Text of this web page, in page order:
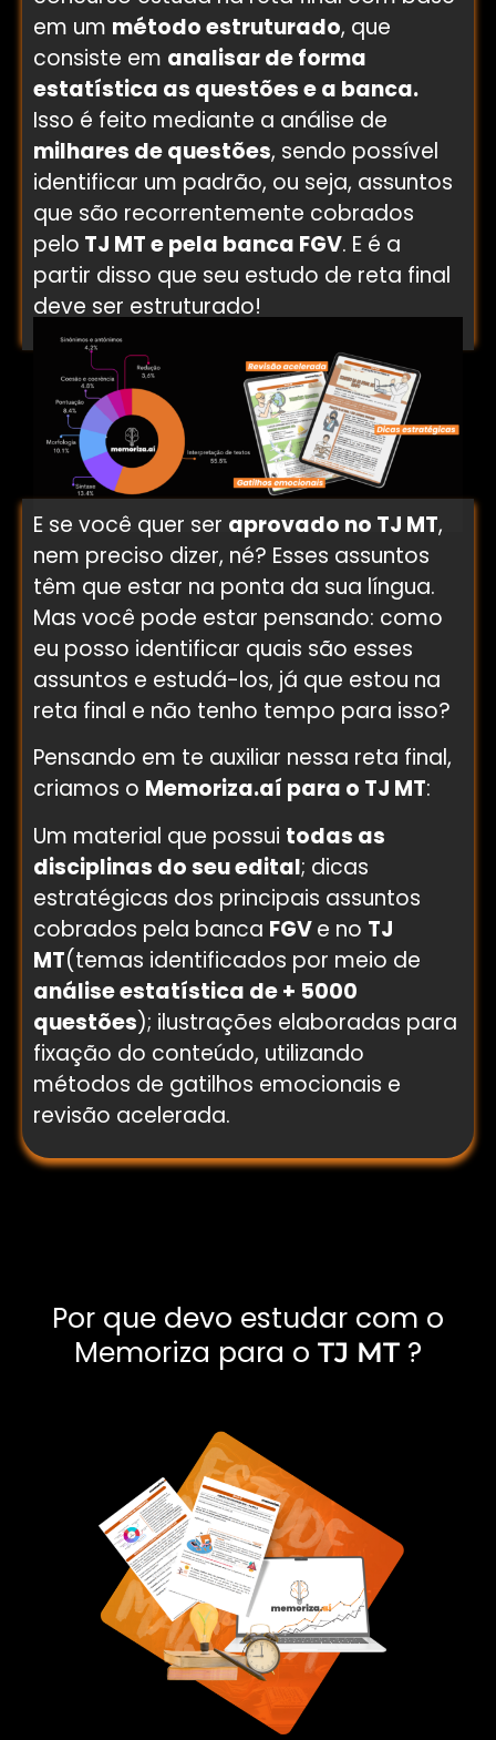
em um método estruturado, que
consiste em analisar de forma
estatística as questões e a banca.
Isso é feito mediante a análise de
milhares de questões, sendo possível
identificar um padrão, ou seja, assuntos
que são recorrentemente cobrados
pelo TJ MT e pela banca FGV. E é a
partir disso que seu estudo de reta final
deve ser estruturado!
E se você quer ser aprovado no TJ MT,
nem preciso dizer, né? Esses assuntos
têm que estar na ponta da sua língua.
Mas você pode estar pensando: como
eu posso identificar quais são esses
assuntos e estudá-los, já que estou na
reta final e não tenho tempo para isso?
Pensando em te auxiliar nessa reta final,
criamos o Memoriza.aí para o TJ MT:
Um material que possui todas as
disciplinas do seu edital; dicas
estratégicas dos principais assuntos
cobrados pela banca FGVe no TJ
MT(temas identificados por meio de
análise estatística de + 5000
questões); ilustrações elaboradas para
fixação do conteúdo, utilizando
métodos de gatilhos emocionais e
revisão acelerada.
Por que devo estudar com o
Memoriza para o TJ MT ?